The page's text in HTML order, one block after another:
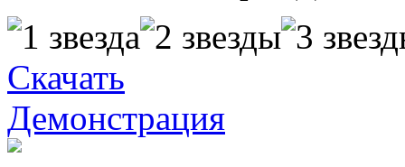
Скачать
Демонстрация